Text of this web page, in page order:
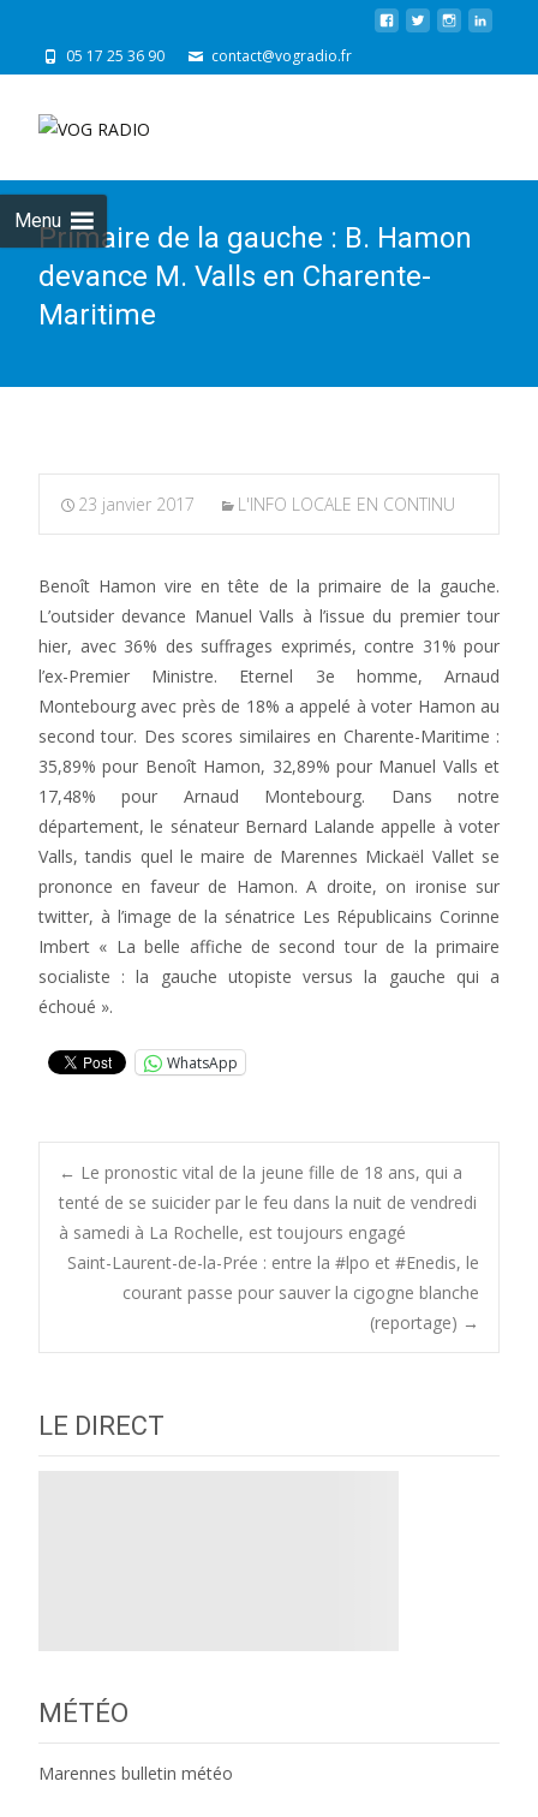
05 17 25 36 90 contact@vogradio.fr
Menu
Primaire de la gauche : B. Hamon
devance M. Valls en Charente-
Maritime
23 janvier 2017 L'INFO LOCALE EN CONTINU
Benoît Hamon vire en tête de la primaire de la gauche.
L’outsider devance Manuel Valls à l’issue du premier tour
hier, avec 36% des suffrages exprimés, contre 31% pour
l’ex-Premier Ministre. Eternel 3e homme, Arnaud
Montebourg avec près de 18% a appelé à voter Hamon au
second tour. Des scores similaires en Charente-Maritime :
35,89% pour Benoît Hamon, 32,89% pour Manuel Valls et
17,48% pour Arnaud Montebourg. Dans notre
département, le sénateur Bernard Lalande appelle à voter
Valls, tandis quel le maire de Marennes Mickaël Vallet se
prononce en faveur de Hamon. A droite, on ironise sur
twitter, à l’image de la sénatrice Les Républicains Corinne
Imbert « La belle affiche de second tour de la primaire
socialiste : la gauche utopiste versus la gauche qui a
échoué ».
WhatsApp
Post
navigation
← Le pronostic vital de la jeune fille de 18 ans, qui a
tenté de se suicider par le feu dans la nuit de vendredi
à samedi à La Rochelle, est toujours engagé
Saint-Laurent-de-la-Prée : entre la #lpo et #Enedis, le
courant passe pour sauver la cigogne blanche
(reportage) →
LE DIRECT
MÉTÉO
Marennes bulletin météo